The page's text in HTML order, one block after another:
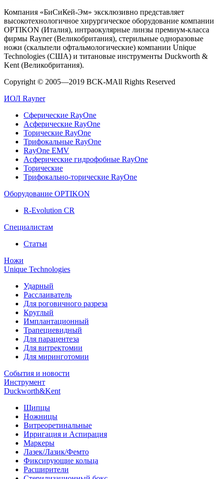
Компания «БиСиКей-Эм» эксклюзивно представляет
высокотехнологичное хирургическое оборудование компании
OPTIKON (Италия), интраокулярные линзы премиум-класса
фирмы Rayner (Великобритания), стерильные одноразовые
ножи (скальпели офтальмологичеcкие) компании Unique
Technologies (США) и титановые инструменты Duckworth &
Kent (Великобритания).
Copyright © 2005—2019 BCK-MAll Rights Reserved
ИОЛ Rayner
Сферические RayOne
Асферические RayOne
Торические RayOne
Трифокальные RayOne
RayOne EMV
Асферические гидрофобные RayOne
Торические
Трифокально-торические RayOne
Оборудование OPTIKON
R-Evolution CR
Специалистам
Статьи
Ножи
Unique Technologies
Ударный
Раcслаиватель
Для роговичного разреза
Круглый
Имплантационный
Трапециевидный
Для парацентеза
Для витректомии
Для миринготомии
События и новости
Инструмент
Duckworth&Kent
Щипцы
Ножницы
Витреоретинальные
Ирригация и Аспирация
Маркеры
Лазек/Лазик/Фемто
Фиксирующие кольца
Расширители